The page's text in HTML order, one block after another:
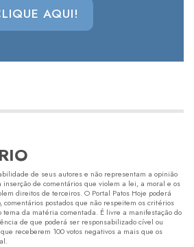
AQUI!
de seus autores e não representam a opinião
inserção de comentários que violem a lei, a moral e os
direitos de terceiros. O Portal Patos Hoje poderá
comentários postados que não respeitem os critérios
tema da matéria comentada. É livre a manifestação do
de que poderá ser responsabilizado cível ou
receberem 100 votos negativos a mais que os